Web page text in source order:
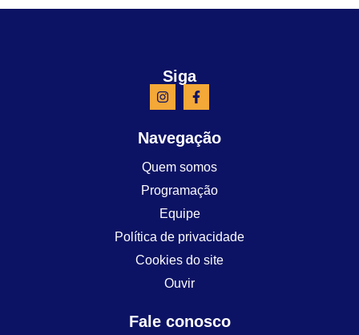
Siga
Navegação
Quem somos
Programação
Equipe
Política de privacidade
Cookies do site
Ouvir
Fale conosco